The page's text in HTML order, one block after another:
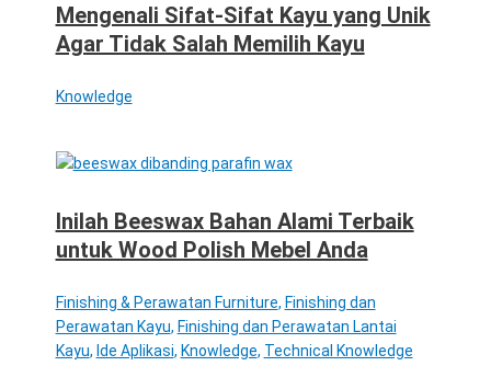
Mengenali Sifat-Sifat Kayu yang Unik
Agar Tidak Salah Memilih Kayu
Knowledge
Inilah Beeswax Bahan Alami Terbaik
untuk Wood Polish Mebel Anda
Finishing & Perawatan Furniture, Finishing dan
Perawatan Kayu, Finishing dan Perawatan Lantai
Kayu, Ide Aplikasi, Knowledge, Technical Knowledge